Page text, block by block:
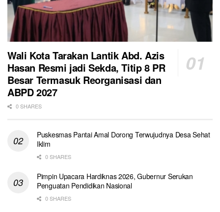
Wali Kota Tarakan Lantik Abd. Azis
Hasan Resmi jadi Sekda, Titip 8 PR
Besar Termasuk Reorganisasi dan
ABPD 2027
0 SHARES
Puskesmas Pantai Amal Dorong Terwujudnya Desa Sehat
Iklim
0 SHARES
Pimpin Upacara Hardiknas 2026, Gubernur Serukan
Penguatan Pendidikan Nasional
0 SHARES